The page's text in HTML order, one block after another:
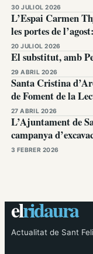
30 JULIOL 2026
L’Espai Carmen
les portes de
20 JULIOL 2026
El substitut, amb
29 ABRIL 2026
Santa Cristina
de Foment de la
27 ABRIL 2026
L’Ajuntament de
campanya
3 FEBRER 2026
elridaura
Actualitat de Sant